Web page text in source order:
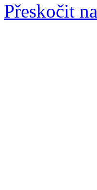
Přeskočit